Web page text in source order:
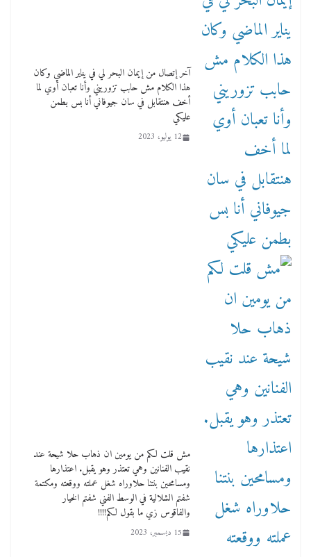
آخر إتصال من إيمان البحر لي في يناير الماضي وكان
هذا الكلام مش حابب تزوريني وأنا تعبان أوي لما
أخف هنتقابل في سان جيوفاني أنا بس بطمن
عليكي
12 يوليو، 2023
مش قلت لكم من يومين ان ذهاب حلا شيحة عند
نقيب الفنانين وهي تعتذر وهو يقبل. اعتذارها
ومسامحين بنتنا حلاوراه شغل عملته ووقعته ومكتمة
شفتم الشلالية في الوسط الفني شفتم الخيار
والفاقوس زي ما بقول لكم!!!!
15 ديسمبر، 2023